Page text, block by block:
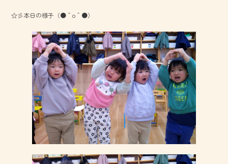
☆彡本日の様子（●＾o＾●）